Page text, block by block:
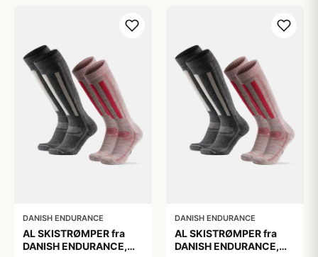
DANISH ENDURANCE
AL SKISTRØMPER fra
DANISH ENDURANCE,
DANISH ENDURANCE
AL SKISTRØMPER fra
DANISH ENDURANCE,